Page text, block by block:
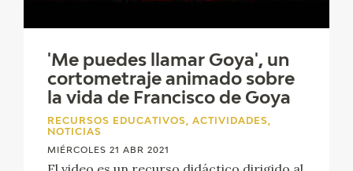
GOYA EN ARAGÓN
PREMIO ARAGÓN GOYA
EDICIONES
'Me puedes llamar Goya', un
cortometraje animado sobre
la vida de Francisco de Goya
RECURSOS EDUCATIVOS, ACTIVIDADES,
NOTICIAS
MIÉRCOLES 21 ABR 2021